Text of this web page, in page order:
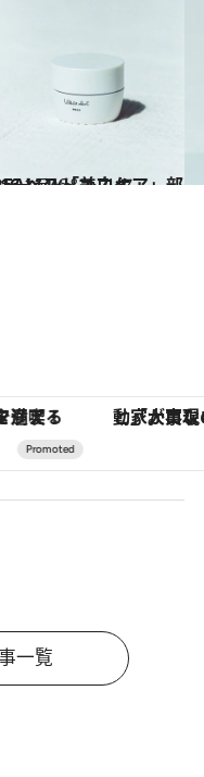
ーティ＆ヘルス
ロレックス賞受賞の自然保護活動家が実現させたナイジェリアの自然環境の復活 ヴァシュロン・コンスタンタ
一覧